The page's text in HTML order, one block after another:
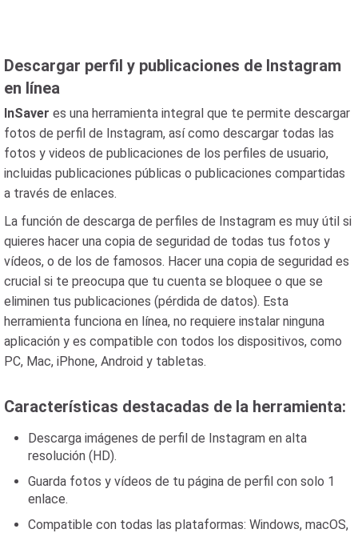
Descargar perfil y publicaciones de Instagram
en línea
InSaver es una herramienta integral que te permite descargar
fotos de perfil de Instagram, así como descargar todas las
fotos y videos de publicaciones de los perfiles de usuario,
incluidas publicaciones públicas o publicaciones compartidas
a través de enlaces.
La función de descarga de perfiles de Instagram es muy útil si
quieres hacer una copia de seguridad de todas tus fotos y
vídeos, o de los de famosos. Hacer una copia de seguridad es
crucial si te preocupa que tu cuenta se bloquee o que se
eliminen tus publicaciones (pérdida de datos). Esta
herramienta funciona en línea, no requiere instalar ninguna
aplicación y es compatible con todos los dispositivos, como
PC, Mac, iPhone, Android y tabletas.
Características destacadas de la herramienta:
Descarga imágenes de perfil de Instagram en alta
resolución (HD).
Guarda fotos y vídeos de tu página de perfil con solo 1
enlace.
Compatible con todas las plataformas: Windows, macOS,